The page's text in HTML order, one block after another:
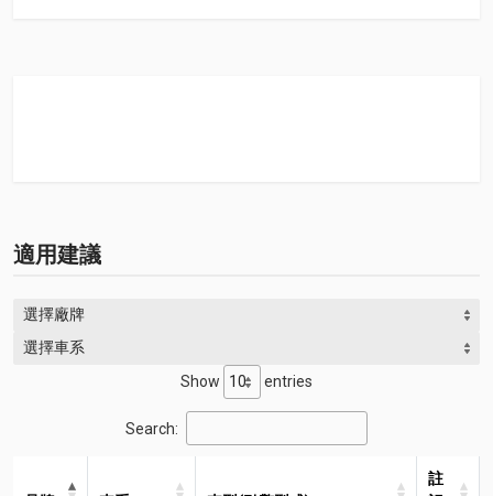
適用建議
選擇廠牌
選擇車系
Show
entries
Search:
註